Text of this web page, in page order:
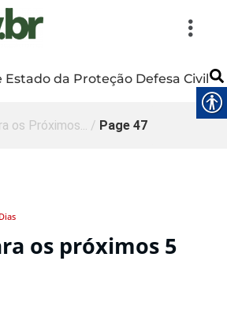
Estado da Proteção Defesa Civil
os Próximos... / Page 47
os próximos 5